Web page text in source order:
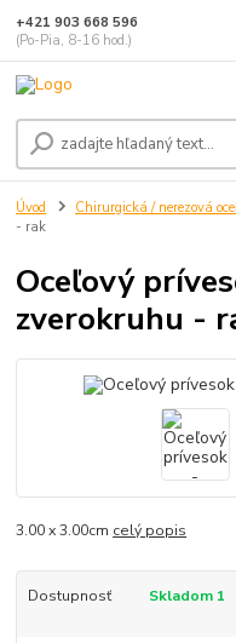
+421 903 668 596
(Po-Pia, 8-16 hod.)
Úvod Chirurgická / nerezová
- rak
Oceľový
zverokruhu -
3.00 x 3.00cm celý popis
Dostupnosť Skladom 1